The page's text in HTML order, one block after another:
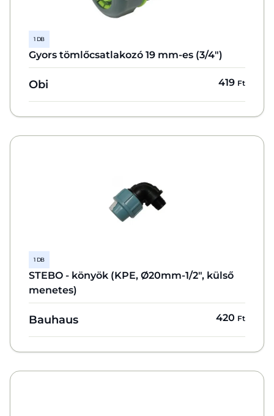
1 DB
Gyors tömlőcsatlakozó 19 mm-es (3/4")
Obi 419 Ft
1 DB
STEBO - könyök (KPE, Ø20mm-1/2", külső
menetes)
Bauhaus 420 Ft